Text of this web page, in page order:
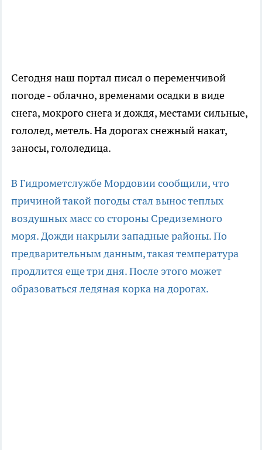
Сегодня наш портал писал о переменчивой
погоде - облачно, временами осадки в виде
снега, мокрого снега и дождя, местами сильные,
гололед, метель. На дорогах снежный накат,
заносы, гололедица.
В Гидрометслужбе Мордовии сообщили, что
причиной такой погоды стал вынос теплых
воздушных масс со стороны Средиземного
моря. Дожди накрыли западные районы. По
предварительным данным, такая температура
продлится еще три дня. После этого может
образоваться ледяная корка на дорогах.